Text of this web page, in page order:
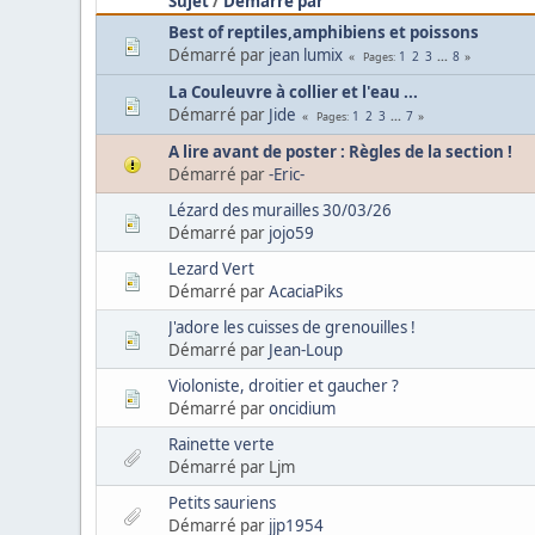
Best of reptiles,amphibiens et poissons
Démarré par jean lumix Pages 1 2 3 ... 8
La Couleuvre à collier et l'eau ...
Démarré par Jide Pages 1 2 3 ... 7
A lire avant de poster : Règles de la section !
Démarré par-Eric-
Lézard des murailles 30/03/26
Démarré par jojo59
Lezard Vert
Démarré parAcaciaPiks
J'adore les cuisses de grenouilles !
Démarré par Jean-Loup
Violoniste, droitier et gaucher ?
Démarré paroncidium
Rainette verte
Démarré par Ljm
Petits sauriens
Démarré par jjp1954